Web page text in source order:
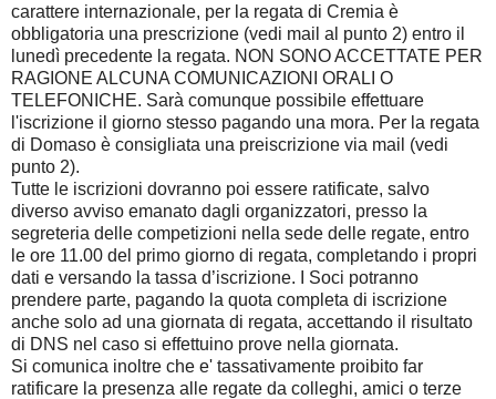
carattere internazionale, per la regata di Cremia è
obbligatoria una prescrizione (vedi mail al punto 2) entro il
lunedì precedente la regata. NON SONO ACCETTATE PER
RAGIONE ALCUNA COMUNICAZIONI ORALI O
TELEFONICHE. Sarà comunque possibile effettuare
l'iscrizione il giorno stesso pagando una mora. Per la regata
di Domaso è consigliata una preiscrizione via mail (vedi
punto 2).
Tutte le iscrizioni dovranno poi essere ratificate, salvo
diverso avviso emanato dagli organizzatori, presso la
segreteria delle competizioni nella sede delle regate, entro
le ore 11.00 del primo giorno di regata, completando i propri
dati e versando la tassa d’iscrizione. I Soci potranno
prendere parte, pagando la quota completa di iscrizione
anche solo ad una giornata di regata, accettando il risultato
di DNS nel caso si effettuino prove nella giornata.
Si comunica inoltre che e' tassativamente proibito far
ratificare la presenza alle regate da colleghi, amici o terze